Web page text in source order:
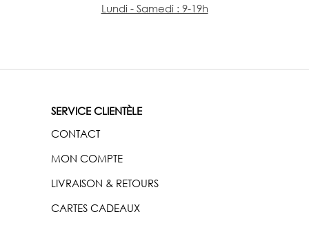
Lundi - Samedi : 9-19h
SERVICE CLIENTÈLE
CONTACT
MON COMPTE
LIVRAISON & RETOURS
CARTES CADEAUX